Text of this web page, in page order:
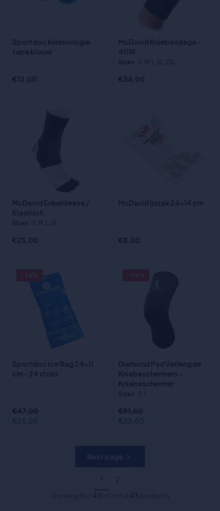
Sportdoc kinesiologie
tape blauw
€13,00
McDavid Kniebandage -
401R
Sizes :S, M, L, XL, 2XL
€34,00
McDavid Enkelsleeve /
Elastisch
Sizes :S, M, L, XL
€25,00
McDavid Ijszak 24x14 cm
€8,00
Sportdoc Ice Bag 24x11
cm - 24 stuks
€47,00
€35,00
Diamond Pad Verlengde
Kniebeschermers -
Kniebeschermer
Sizes :S, L
€91,00
€33,00
1
2